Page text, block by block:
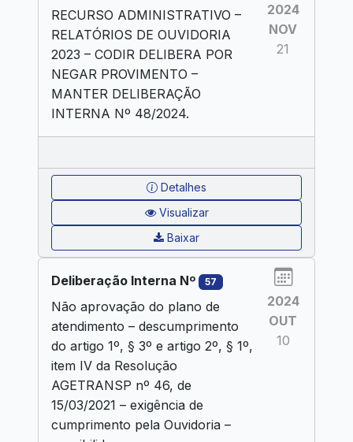
RECURSO ADMINISTRATIVO –
RELATÓRIOS DE OUVIDORIA
2023 – CODIR DELIBERA POR
NEGAR PROVIMENTO –
MANTER DELIBERAÇÃO
INTERNA Nº 48/2024.
2024
NOV
21
Detalhes
Visualizar
Baixar
Deliberação Interna Nº 57
Não aprovação do plano de
atendimento – descumprimento
do artigo 1º, § 3º e artigo 2º, § 1º,
item IV da Resolução
AGETRANSP nº 46, de
15/03/2021 – exigência de
cumprimento pela Ouvidoria –
2024
OUT
10